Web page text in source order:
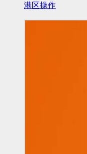
港区操作